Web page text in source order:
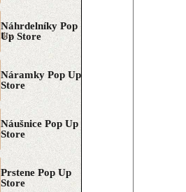
Náhrdelníky Pop
Up Store
Náramky Pop Up
Store
Náušnice Pop Up
Store
Prstene Pop Up
Store